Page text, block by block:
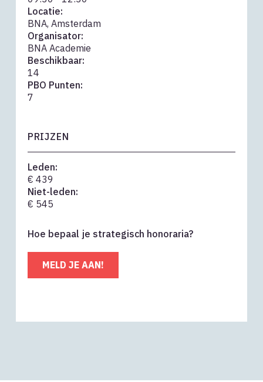
Locatie:
BNA, Amsterdam
Organisator:
BNA Academie
Beschikbaar:
14
PBO Punten:
7
PRIJZEN
Leden:
€ 439
Niet-leden:
€ 545
Hoe bepaal je strategisch honoraria?
MELD JE AAN!